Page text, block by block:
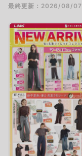
最終更新：2026/08/07